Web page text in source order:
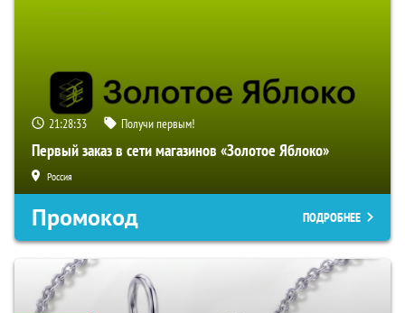
21:28:32 Получи первым!
Первый заказ в сети магазинов «Золотое Яблоко»
Россия
Промокод ПОДРОБНЕЕ